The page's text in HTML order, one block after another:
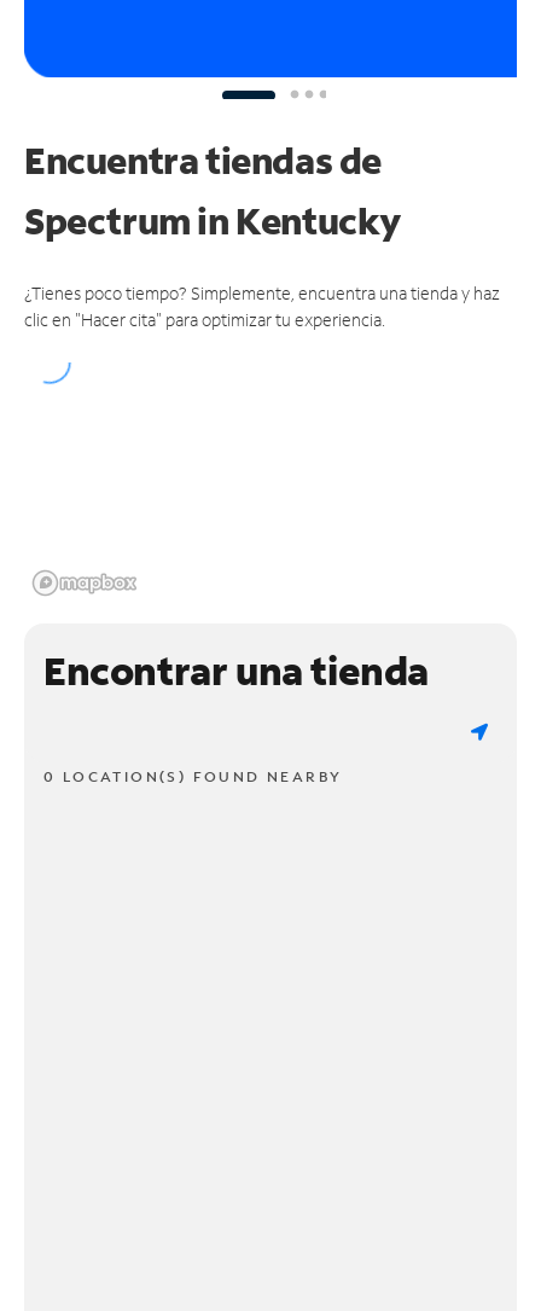
Encuentra tiendas de
Spectrumin Kentucky
¿Tienes poco tiempo? Simplemente, encuentra una tienda y haz
clic en "Hacer cita" para optimizar tu experiencia.
Encontrar una tienda
0 LOCATION(S) FOUND NEARBY